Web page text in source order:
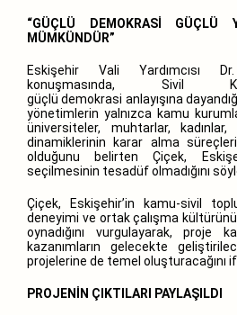
“GÜÇLÜ DEMOKRASİ GÜÇLÜ
MÜMKÜNDÜR”
Eskişehir Vali Yardımcısı
konuşmasında, Sivil
güçlü demokrasi anlayışına
yönetimlerin yalnızca kamu
üniversiteler, muhtarlar,
dinamiklerinin karar alma
olduğunu belirten Çiçek,
seçilmesinin tesadüf olmadığını
Çiçek, Eskişehir’in kamu-sivil
deneyimi ve ortak çalışma
oynadığını vurgulayarak, proje
kazanımların gelecekte
projelerine de temel oluşturacağını
PROJENİN ÇIKTILARI PAYLAŞILDI